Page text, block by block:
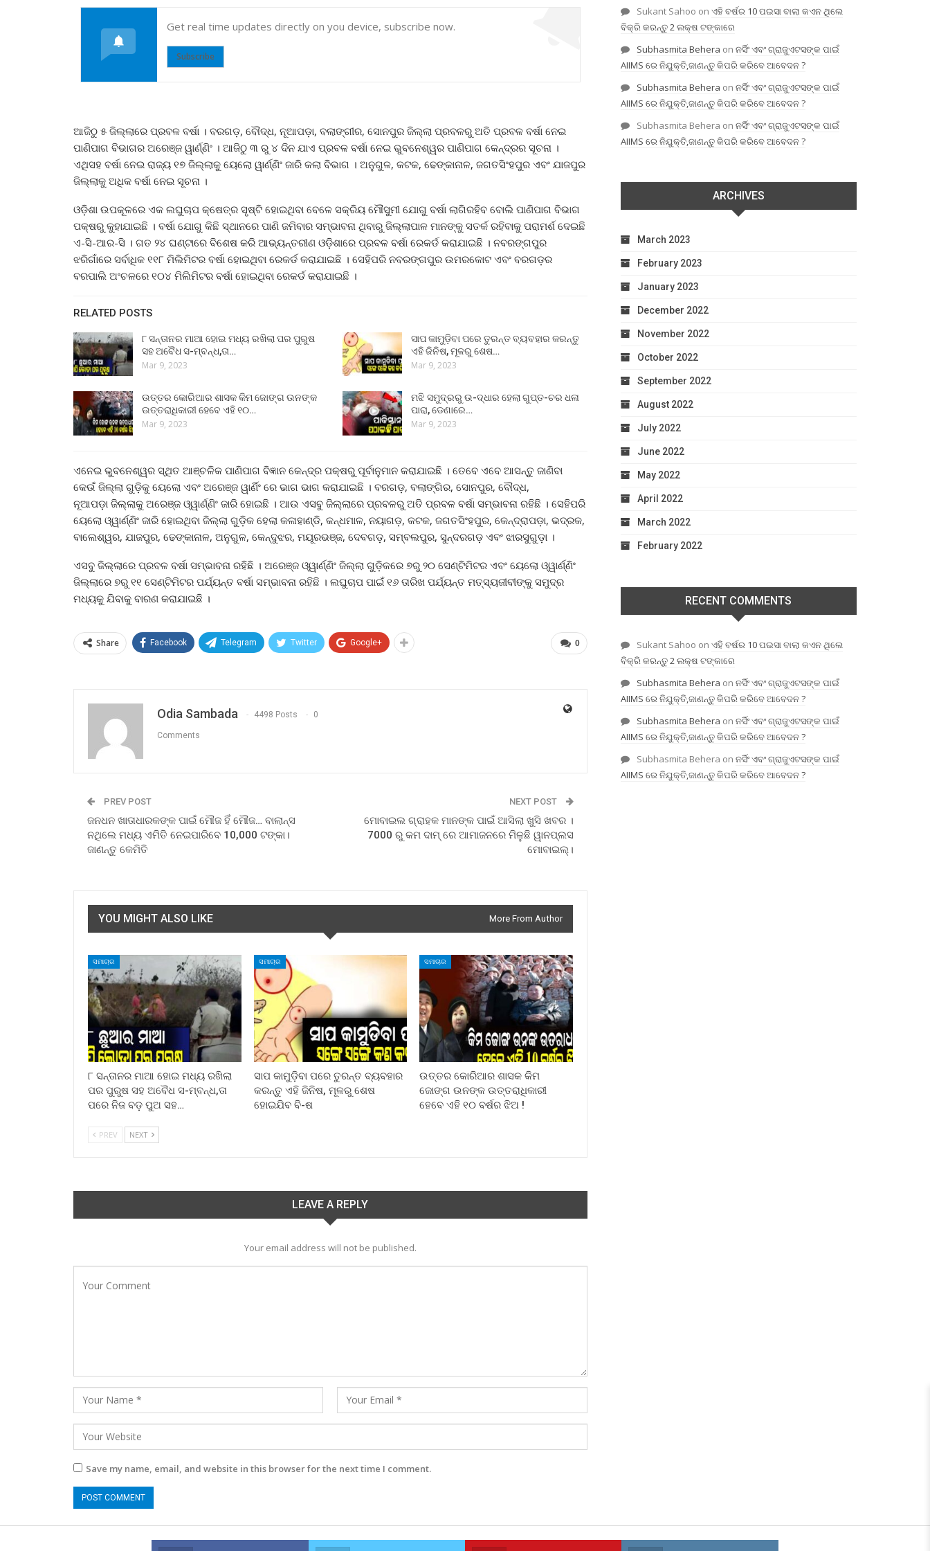
Get real time updates directly on you device, subscribe now.
Subscribe
ଆଜିଠୁ ୫ ଜିଲ୍ଲାରେ ପ୍ରବଳ ବର୍ଷା । ବରଗଡ଼, ବୌଦ୍ଧ, ନୂଆପଡ଼ା, ବଲାଙ୍ଗୀର, ସୋନପୁର ଜିଲ୍ଲା ପ୍ରବଳରୁ ଅତି ପ୍ରବଳ ବର୍ଷା ନେଇ
ପାଣିପାଗ ବିଭାଗର ଅରେଞ୍ଜ ୱାର୍ଣ୍ଣିଂ । ଆଜିଠୁ ୩ ରୁ ୪ ଦିନ ଯାଏ ପ୍ରବଳ ବର୍ଷା ନେଇ ଭୁବନେଶ୍ୱର ପାଣିପାଗ କେନ୍ଦ୍ରର ସୂଚନା ।
ଏଥିସହ ବର୍ଷା ନେଇ ରାଜ୍ୟ ୧୭ ଜିଲ୍ଲାକୁ ୟେଲୋ ୱାର୍ଣ୍ଣିଂ ଜାରି କଲା ବିଭାଗ । ଅନୁଗୁଳ, କଟକ, ଢେଙ୍କାନାଳ, ଜଗତସିଂହପୁର ଏବଂ ଯାଜପୁର
ଜିଲ୍ଲାକୁ ଅଧିକ ବର୍ଷା ନେଇ ସୂଚନା ।
ଓଡ଼ିଶା ଉପକୂଳରେ ଏକ ଲଘୁଚାପ କ୍ଷେତ୍ର ସୃଷ୍ଟି ହୋଇଥିବା ବେଳେ ସକ୍ରିୟ ମୌସୁମୀ ଯୋଗୁ ବର୍ଷା ଲାଗିରହିବ ବୋଲି ପାଣିପାଗ ବିଭାଗ
ପକ୍ଷରୁ କୁହାଯାଇଛି । ବର୍ଷା ଯୋଗୁ କିଛି ସ୍ଥାନରେ ପାଣି ଜମିବାର ସମ୍ଭାବନା ଥିବାରୁ ଜିଲ୍ଲାପାଳ ମାନଙ୍କୁ ସତର୍କ ରହିବାକୁ ପରାମର୍ଶ ଦେଇଛି
ଏ-ସି-ଆର-ସି । ଗତ ୨୪ ଘଣ୍ଟାରେ ବିଶେଷ କରି ଆଭ୍ୟନ୍ତରୀଣ ଓଡ଼ିଶାରେ ପ୍ରବଳ ବର୍ଷା ରେକର୍ଡ କରାଯାଇଛି । ନବରଙ୍ଗପୁର
ଝରିଗାଁରେ ସର୍ବାଧିକ ୧୧୮ ମିଲିମିଟର ବର୍ଷା ହୋଇଥିବା ରେକର୍ଡ କରାଯାଇଛି । ସେହିପରି ନବରଙ୍ଗପୁର ଉମରକୋଟ ଏବଂ ବରଗଡ଼ର
ବରପାଲି ଅଂଚଳରେ ୧୦୪ ମିଲିମିଟର ବର୍ଷା ହୋଇଥିବା ରେକର୍ଡ କରାଯାଇଛି ।
RELATED POSTS
୮ ସନ୍ତାନର ମାଆ ହୋଇ ମଧ୍ୟ ରଖିଲା ପର ପୁରୁଷ
ସହ ଅବୈଧ ସ-ମ୍ବନ୍ଧ,ତା…
Mar 9, 2023
ସାପ କାମୁଡ଼ିବା ପରେ ତୁରନ୍ତ ବ୍ୟବହାର କରନ୍ତୁ
ଏହି ଜିନିଷ, ମୂଳରୁ ଶେଷ…
Mar 9, 2023
ଉତ୍ତର କୋରିଆର ଶାସକ କିମ ଜୋଙ୍ଗ ଉନଙ୍କ
ଉତ୍ତରାଧିକାରୀ ହେବେ ଏହି ୧୦…
Mar 9, 2023
ମଝି ସମୁଦ୍ରରୁ ଉ-ଦ୍ଧାର ହେଲା ଗୁପ୍ତ-ଚର ଧଳା
ପାରା, ଡେଣାରେ…
Mar 9, 2023
ଏନେଇ ଭୁବନେଶ୍ୱର ସ୍ଥିତ ଆଞ୍ଚଳିକ ପାଣିପାଗ ବିଜ୍ଞାନ କେନ୍ଦ୍ର ପକ୍ଷରୁ ପୂର୍ବାନୁମାନ କରାଯାଇଛି । ତେବେ ଏବେ ଆସନ୍ତୁ ଜାଣିବା
କେଉଁ ଜିଲ୍ଲା ଗୁଡ଼ିକୁ ୟେଲୋ ଏବଂ ଅରେଞ୍ଜ ୱାର୍ଣିଂ ରେ ଭାଗ ଭାଗ କରାଯାଇଛି । ବରଗଡ଼, ବଲାଙ୍ଗିର, ସୋନପୁର, ବୌଦ୍ଧ,
ନୂଆପଡ଼ା ଜିଲ୍ଲାକୁ ଅରେଞ୍ଜ ଓ୍ୱାର୍ଣ୍ଣିଂ ଜାରି ହୋଇଛି । ଆଉ ଏସବୁ ଜିଲ୍ଲାରେ ପ୍ରବଳରୁ ଅତି ପ୍ରବଳ ବର୍ଷା ସମ୍ଭାବନା ରହିଛି । ସେହିପରି
ୟେଲୋ ଓ୍ୱାର୍ଣ୍ଣିଂ ଜାରି ହୋଇଥିବା ଜିଲ୍ଲା ଗୁଡ଼ିକ ହେଲା କଳାହାଣ୍ଡି, କନ୍ଧମାଳ, ନୟାଗଡ଼, କଟକ, ଜଗତସିଂହପୁର, କେନ୍ଦ୍ରାପଡ଼ା, ଭଦ୍ରକ,
ବାଲେଶ୍ୱର, ଯାଜପୁର, ଢେଙ୍କାନାଳ, ଅନୁଗୁଳ, କେନ୍ଦୁଝର, ମୟୂରଭଞ୍ଜ, ଦେବଗଡ଼, ସମ୍ବଲପୁର, ସୁନ୍ଦରଗଡ଼ ଏବଂ ଝାରସୁଗୁଡ଼ା ।
ଏସବୁ ଜିଲ୍ଲାରେ ପ୍ରବଳ ବର୍ଷା ସମ୍ଭାବନା ରହିଛି । ଅରେଞ୍ଜ ଓ୍ୱାର୍ଣ୍ଣିଂ ଜିଲ୍ଲା ଗୁଡ଼ିକରେ ୭ରୁ ୨୦ ସେଣ୍ଟିମିଟର ଏବଂ ୟେଲୋ ଓ୍ୱାର୍ଣ୍ଣିଂ
ଜିଲ୍ଲାରେ ୭ରୁ ୧୧ ସେଣ୍ଟିମିଟର ପର୍ଯ୍ୟନ୍ତ ବର୍ଷା ସମ୍ଭାବନା ରହିଛି । ଲଘୁଚାପ ପାଇଁ ୧୬ ତାରିଖ ପର୍ଯ୍ୟନ୍ତ ମତ୍ସ୍ୟଜୀବୀଙ୍କୁ ସମୁଦ୍ର
ମଧ୍ୟକୁ ଯିବାକୁ ବାରଣ କରାଯାଇଛି ।
0
Share Facebook Telegram Twitter Google+
Odia Sambada 4498 Posts 0
Comments
PREV POST
ଜନଧନ ଖାତାଧାରକଙ୍କ ପାଇଁ ମୌଜ ହିଁ ମୌଜ… ବାଲାନ୍ସ
ନଥିଲେ ମଧ୍ୟ ଏମିତି ନେଇପାରିବେ 10,000 ଟଙ୍କା।
ଜାଣନ୍ତୁ କେମିତି
NEXT POST
ମୋବାଇଲ ଗ୍ରାହକ ମାନଙ୍କ ପାଇଁ ଆସିଲା ଖୁସି ଖବର ।
7000 ରୁ କମ ଦାମ୍ ରେ ଆମାଜନରେ ମିଳୁଛି ୱାନପ୍ଲସ
ମୋବାଇଲ୍।
YOU MIGHT ALSO LIKE More From Author
ସମାଚାର
୮ ସନ୍ତାନର ମାଆ ହୋଇ ମଧ୍ୟ ରଖିଲା
ପର ପୁରୁଷ ସହ ଅବୈଧ ସ-ମ୍ବନ୍ଧ,ତା
ପରେ ନିଜ ବଡ଼ ପୁଅ ସହ…
ସମାଚାର
ସାପ କାମୁଡ଼ିବା ପରେ ତୁରନ୍ତ ବ୍ୟବହାର
କରନ୍ତୁ ଏହି ଜିନିଷ, ମୂଳରୁ ଶେଷ
ହୋଇଯିବ ବି-ଷ
ସମାଚାର
ଉତ୍ତର କୋରିଆର ଶାସକ କିମ
ଜୋଙ୍ଗ ଉନଙ୍କ ଉତ୍ତରାଧିକାରୀ
ହେବେ ଏହି ୧୦ ବର୍ଷର ଝିଅ !
PREV NEXT
LEAVE A REPLY
Your email address will not be published.
Save my name, email, and website in this browser for the next time I comment.
Sukant Sahoo on ଏହି ବର୍ଷର 10 ପଇସା ବାଲା କଏନ ଥିଲେ
ବିକ୍ରି କରନ୍ତୁ 2 ଲକ୍ଷ ଟଙ୍କାରେ
Subhasmita Behera on ନର୍ସିଂ ଏବଂ ଗ୍ରାଜୁଏଟସଙ୍କ ପାଇଁ
AIIMS ରେ ନିଯୁକ୍ତି,ଜାଣନ୍ତୁ କିପରି କରିବେ ଆବେଦନ ?
Subhasmita Behera on ନର୍ସିଂ ଏବଂ ଗ୍ରାଜୁଏଟସଙ୍କ ପାଇଁ
AIIMS ରେ ନିଯୁକ୍ତି,ଜାଣନ୍ତୁ କିପରି କରିବେ ଆବେଦନ ?
Subhasmita Behera on ନର୍ସିଂ ଏବଂ ଗ୍ରାଜୁଏଟସଙ୍କ ପାଇଁ
AIIMS ରେ ନିଯୁକ୍ତି,ଜାଣନ୍ତୁ କିପରି କରିବେ ଆବେଦନ ?
ARCHIVES
March 2023
February 2023
January 2023
December 2022
November 2022
October 2022
September 2022
August 2022
July 2022
June 2022
May 2022
April 2022
March 2022
February 2022
RECENT COMMENTS
Sukant Sahoo on ଏହି ବର୍ଷର 10 ପଇସା ବାଲା କଏନ ଥିଲେ
ବିକ୍ରି କରନ୍ତୁ 2 ଲକ୍ଷ ଟଙ୍କାରେ
Subhasmita Behera on ନର୍ସିଂ ଏବଂ ଗ୍ରାଜୁଏଟସଙ୍କ ପାଇଁ
AIIMS ରେ ନିଯୁକ୍ତି,ଜାଣନ୍ତୁ କିପରି କରିବେ ଆବେଦନ ?
Subhasmita Behera on ନର୍ସିଂ ଏବଂ ଗ୍ରାଜୁଏଟସଙ୍କ ପାଇଁ
AIIMS ରେ ନିଯୁକ୍ତି,ଜାଣନ୍ତୁ କିପରି କରିବେ ଆବେଦନ ?
Subhasmita Behera on ନର୍ସିଂ ଏବଂ ଗ୍ରାଜୁଏଟସଙ୍କ ପାଇଁ
AIIMS ରେ ନିଯୁକ୍ତି,ଜାଣନ୍ତୁ କିପରି କରିବେ ଆବେଦନ ?